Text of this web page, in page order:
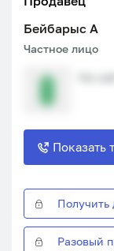
Бейбарыс A
Частное лицо
Показать
Получить
Разовый